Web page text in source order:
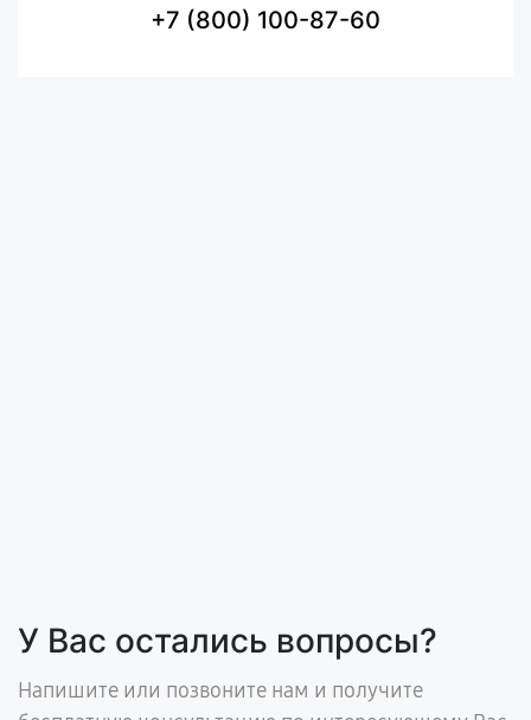
+7 (800) 100-87-60
У Вас остались вопросы?
Напишите или позвоните нам и получите